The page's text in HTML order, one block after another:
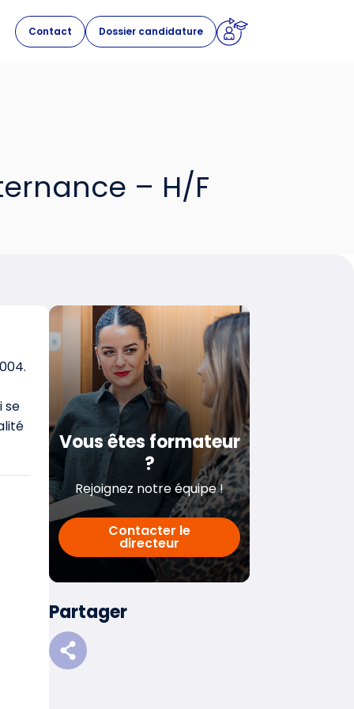
Contact Dossier candidature
– H/F
se
Vous êtes formateur
?
Rejoignez notre équipe !
Contacter le
directeur
Partager